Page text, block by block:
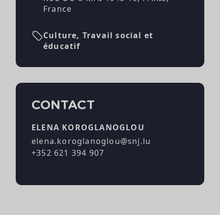
France
Culture, Travail social et
éducatif
CONTACT
ELENA KOROGLANOGLOU
elena.koroglanoglou@snj.lu
+352 621 394 907